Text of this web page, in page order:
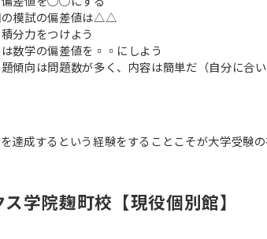
模試の偏差値は△△
分力をつけよう
数学の偏差値を▫︎▫︎にしよう
向は問題数が多く、内容は簡単だ（自分に合い
達成するという経験をすることこそが大学受験
学院麹町校【現役個別館】